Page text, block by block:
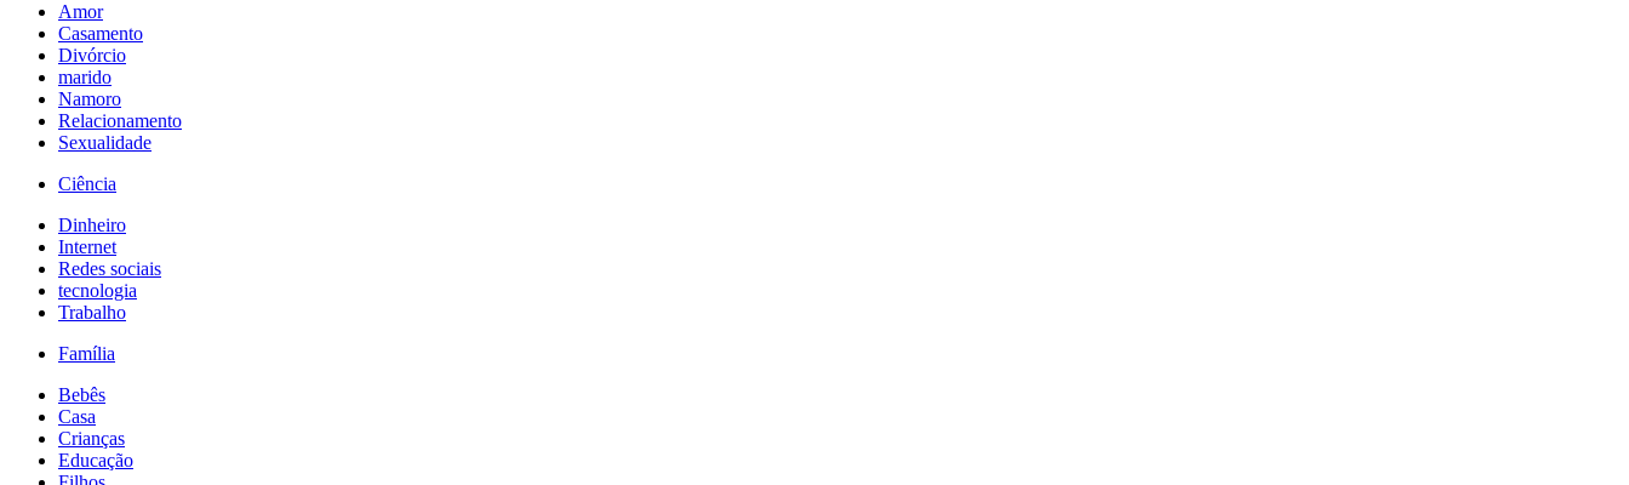
Amor
Casamento
Divórcio
marido
Namoro
Relacionamento
Sexualidade
Ciência
Dinheiro
Internet
Redes sociais
tecnologia
Trabalho
Família
Bebês
Casa
Crianças
Educação